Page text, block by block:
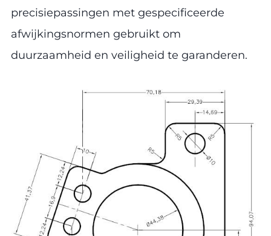
precisiepassingen met gespecificeerde
afwijkingsnormen gebruikt om
duurzaamheid en veiligheid te garanderen.